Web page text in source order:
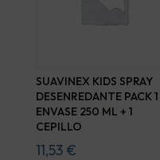
SUAVINEX KIDS SPRAY
DESENREDANTE PACK 1
ENVASE 250 ML + 1
CEPILLO
11,53 €